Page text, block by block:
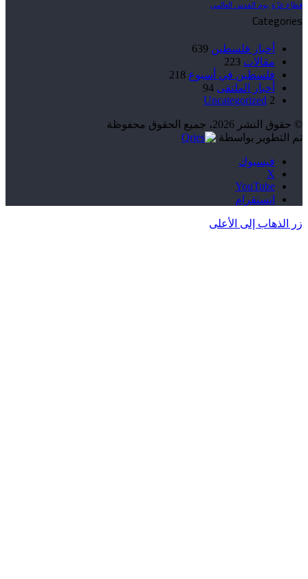
قطاع غزّة يوم القدس العالمي
Categories
أخبار فلسطين 639
مقالات 223
فلسطين في أسبوع 218
أخبار الملتقى 94
Uncategorized 2
© حقوق النشر 2026، جميع الحقوق محفوظة
تم التطوير بواسطة
فيسبوك
‫X
‫YouTube
انستقرام
زر الذهاب إلى الأعلى